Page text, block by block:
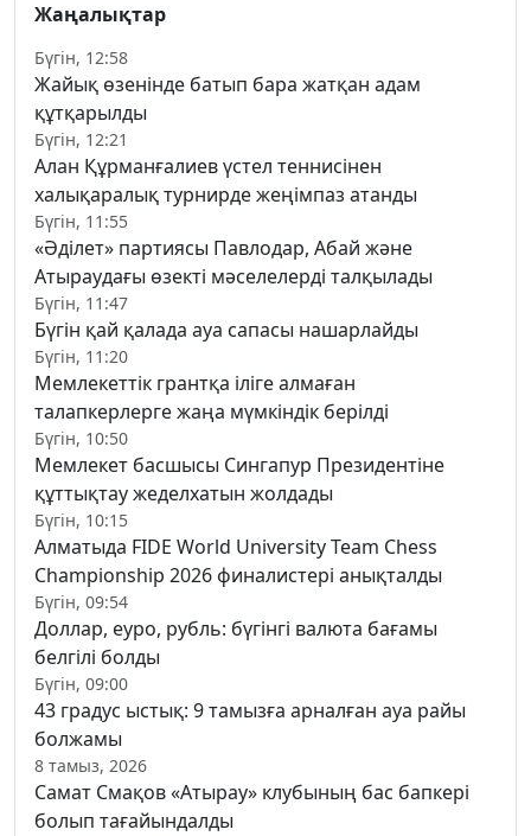
Жаңалықтар
Бүгін, 12:58
Жайық өзенінде батып бара жатқан адам
құтқарылды
Бүгін, 12:21
Алан Құрманғалиев үстел теннисінен
халықаралық турнирде жеңімпаз атанды
Бүгін, 11:55
«Әділет» партиясы Павлодар, Абай және
Атыраудағы өзекті мәселелерді талқылады
Бүгін, 11:47
Бүгін қай қалада ауа сапасы нашарлайды
Бүгін, 11:20
Мемлекеттік грантқа іліге алмаған
талапкерлерге жаңа мүмкіндік берілді
Бүгін, 10:50
Мемлекет басшысы Сингапур Президентіне
құттықтау жеделхатын жолдады
Бүгін, 10:15
Алматыда FIDE World University Team Chess
Championship 2026 финалистері анықталды
Бүгін, 09:54
Доллар, еуро, рубль: бүгінгі валюта бағамы
белгілі болды
Бүгін, 09:00
43 градус ыстық: 9 тамызға арналған ауа райы
болжамы
8 тамыз, 2026
Самат Смақов «Атырау» клубының бас бапкері
болып тағайындалды